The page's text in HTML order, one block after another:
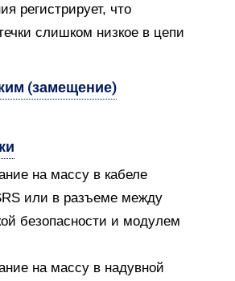
регистрирует, что
слишком низкое в цепи
(замещение)
на массу в кабеле
или в разъеме между
безопасности и модулем
на массу в надувной